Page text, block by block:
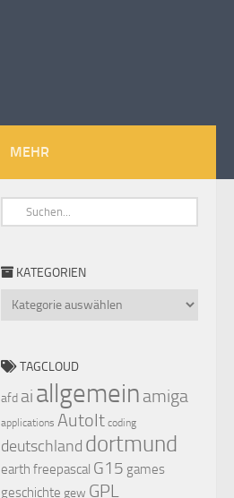
MEHR
KATEGORIEN
TAGCLOUD
afd ai allgemein amiga
applications AutoIt coding
deutschland dortmund
earth freepascal G15 games
geschichte gew GPL